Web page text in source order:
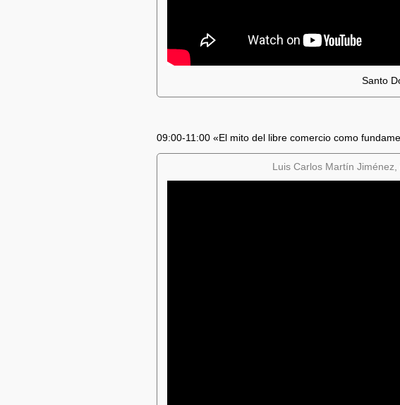
Santo
09:00-11:00 «El mito del libre comercio como
Luis Carlos Martín Jiménez,